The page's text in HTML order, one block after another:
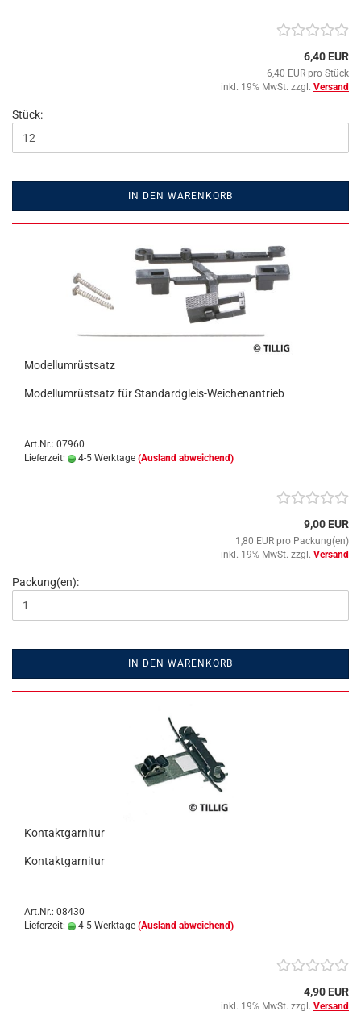
6,40 EUR
6,40 EUR pro Stück
inkl. 19% MwSt. zzgl. Versand
Stück:
IN DEN WARENKORB
Modellumrüstsatz
Modellumrüstsatz für Standardgleis-Weichenantrieb
Art.Nr.: 07960
Lieferzeit:
4-5 Werktage (Ausland abweichend)
9,00 EUR
1,80 EUR pro Packung(en)
inkl. 19% MwSt. zzgl. Versand
Packung(en):
IN DEN WARENKORB
Kontaktgarnitur
Kontaktgarnitur
Art.Nr.: 08430
Lieferzeit:
4-5 Werktage (Ausland abweichend)
4,90 EUR
inkl. 19% MwSt. zzgl. Versand